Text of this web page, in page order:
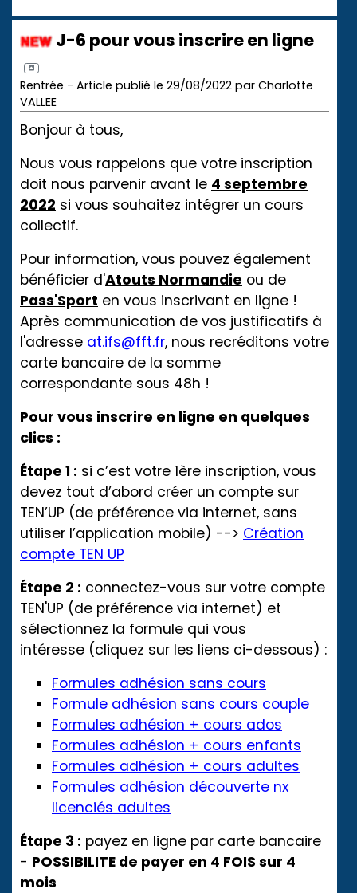
J-6 pour vous inscrire en ligne
Rentrée - Article publié le 29/08/2022 par Charlotte
VALLEE
Bonjour à tous,
Nous vous rappelons que votre inscription
doit nous parvenir avant le 4 septembre
2022 si vous souhaitez intégrer un cours
collectif.
Pour information, vous pouvez également
bénéficier d'Atouts Normandie ou de
Pass'Sport en vous inscrivant en ligne !
Après communication de vos justificatifs à
l'adresse at.ifs@fft.fr, nous recréditons votre
carte bancaire de la somme
correspondante sous 48h !
Pour vous inscrire en ligne en quelques
clics :
Étape 1 : si c’est votre 1ère inscription, vous
devez tout d’abord créer un compte sur
TEN’UP (de préférence via internet, sans
utiliser l’application mobile) --> Création
compte TEN UP
Étape 2 : connectez-vous sur votre compte
TEN'UP (de préférence via internet) et
sélectionnez la formule qui vous
intéresse (cliquez sur les liens ci-dessous) :
Formules adhésion sans cours
Formule adhésion sans cours couple
Formules adhésion + cours ados
Formules adhésion + cours enfants
Formules adhésion + cours adultes
Formules adhésion découverte nx
licenciés adultes
Étape 3 : payez en ligne par carte bancaire
- POSSIBILITE de payer en 4 FOIS sur 4
mois